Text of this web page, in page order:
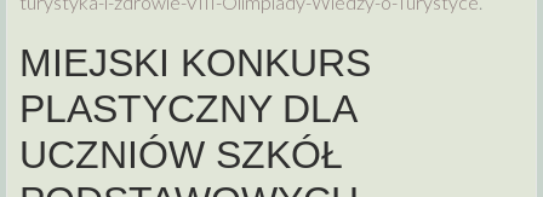
MIEJSKI KONKURS
PLASTYCZNY DLA
UCZNIÓW SZKÓŁ